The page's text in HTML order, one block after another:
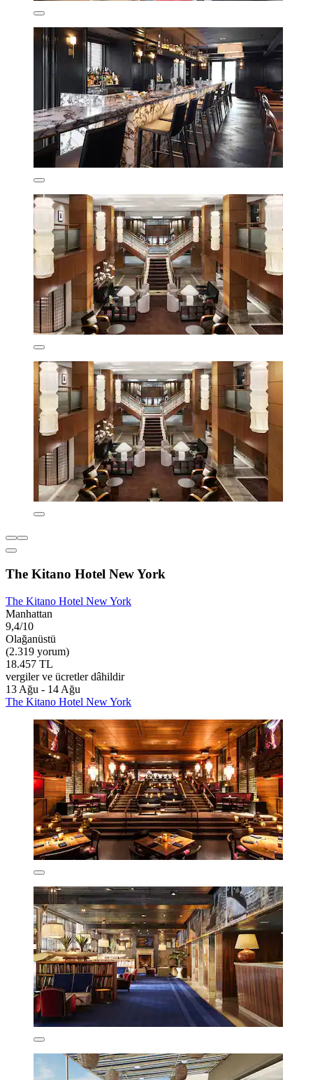
The Kitano Hotel New York
The Kitano Hotel New York
Manhattan
9,4/10
Olağanüstü
(2.319 yorum)
18.457 TL
vergiler ve ücretler dâhildir
13 Ağu - 14 Ağu
The Kitano Hotel New York